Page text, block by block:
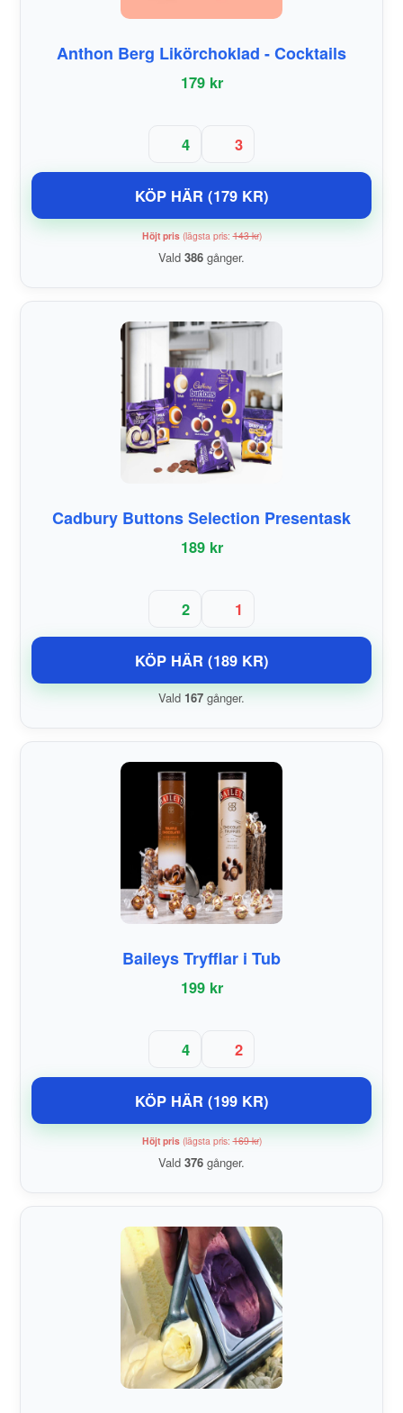
Anthon Berg Likörchoklad - Cocktails
179 kr
4 3
KÖP HÄR (179 KR)
Höjt pris(lägsta pris:143 kr)
Vald 386 gånger.
Cadbury Buttons Selection Presentask
189 kr
2 1
KÖP HÄR (189 KR)
Vald 167 gånger.
Baileys Tryfflar i Tub
199 kr
4 2
KÖP HÄR (199 KR)
Höjt pris(lägsta pris:169 kr)
Vald 376 gånger.